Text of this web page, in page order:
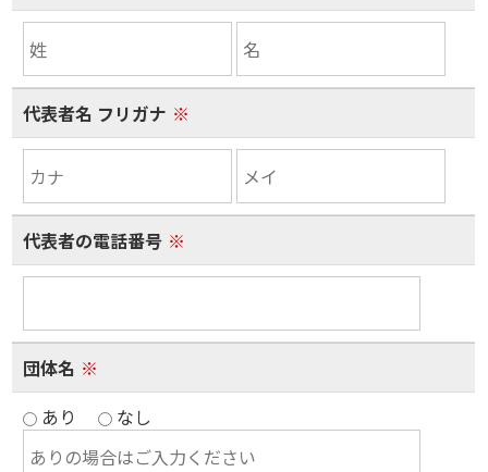
代表者名 フリガナ ※
代表者の電話番号 ※
団体名 ※
あり
なし